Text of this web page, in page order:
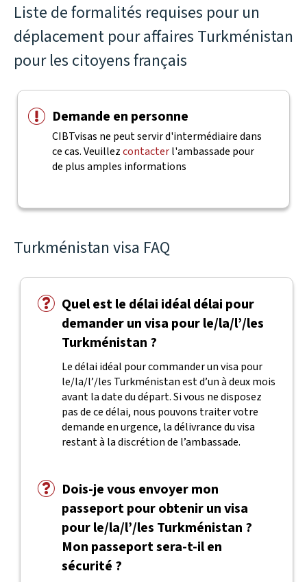
Liste de formalités requises pour un
déplacement pour affaires Turkménistan
pour les citoyens français
Demande en personne
CIBTvisas ne peut servir d'intermédiaire dans
ce cas. Veuillezcontacterl'ambassade pour
de plus amples informations
Turkménistan visa FAQ
Quel est le délai idéal délai pour
demander un visa pour le/la/l’/les
Turkménistan ?
Le délai idéal pour commander un visa pour
le/la/l’/les Turkménistan est d’un à deux mois
avant la date du départ. Si vous ne disposez
pas de ce délai, nous pouvons traiter votre
demande en urgence, la délivrance du visa
restant à la discrétion de l’ambassade.
Dois-je vous envoyer mon
passeport pour obtenir un visa
pour le/la/l’/les Turkménistan ?
Mon passeport sera-t-il en
sécurité ?